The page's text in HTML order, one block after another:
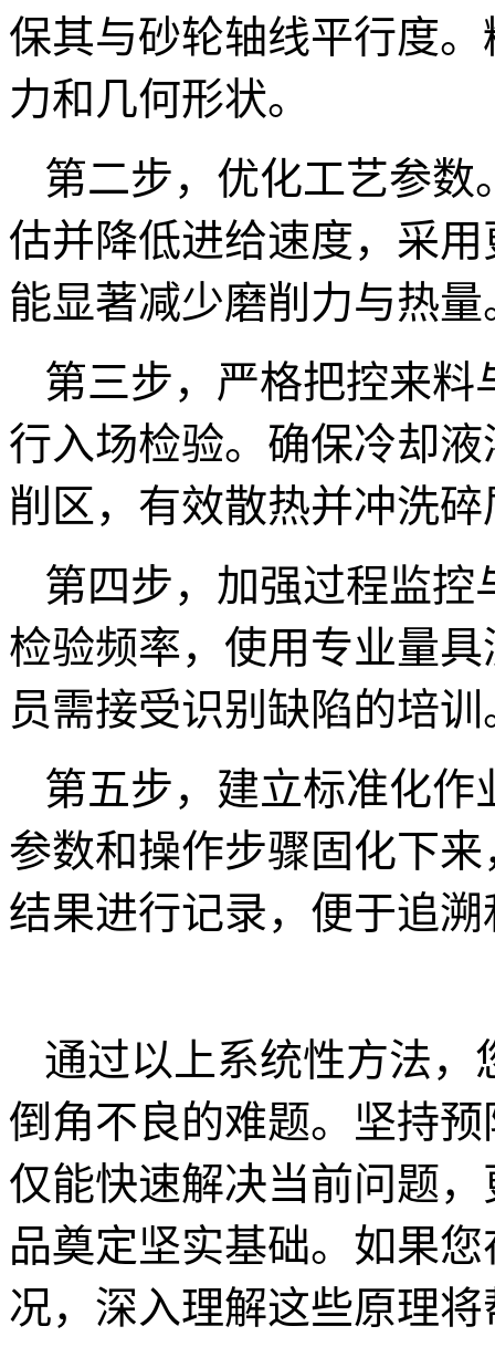
保其与砂轮轴线平行度
力和几何形状。
第二步，优化工艺参
估并降低进给速度，采
能显著减少磨削力与热量
第三步，严格把控来
行入场检验。确保冷却
削区，有效散热并冲洗碎
第四步，加强过程监
检验频率，使用专业量
员需接受识别缺陷的培训
第五步，建立标准化
参数和操作步骤固化下
结果进行记录，便于追
通过以上系统性方法，
倒角不良的难题。坚持
仅能快速解决当前问题
品奠定坚实基础。如果
况，深入理解这些原理